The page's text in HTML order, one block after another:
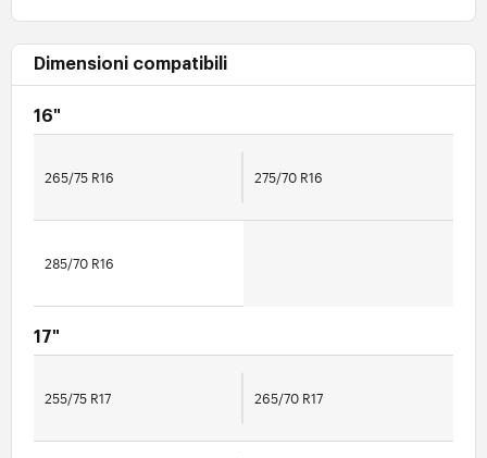
Dimensioni compatibili
16"
265/75 R16 275/70 R16
285/70 R16
17"
255/75 R17 265/70 R17